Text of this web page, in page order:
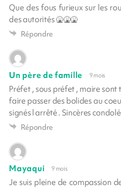
Que des fous furieux sur les
des autorités 🤮🤮🤮
Répondre
Un père de famille 9 mois
Préfet , sous préfet , maire
faire passer des bolides au
signés l arrêté . Sincères
Répondre
Mayaqui 9 mois
Je suis pleine de compassion